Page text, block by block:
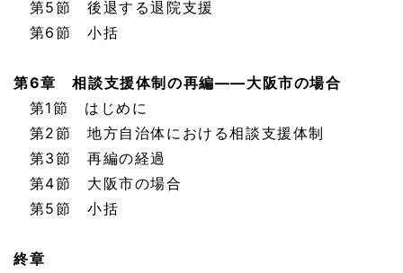
第5節 後退する退院支援
第6節 小括
第6章 相談支援体制の再編——大阪市の場合
第1節 はじめに
第2節 地方自治体における相談支援体制
第3節 再編の経過
第4節 大阪市の場合
第5節 小括
終章